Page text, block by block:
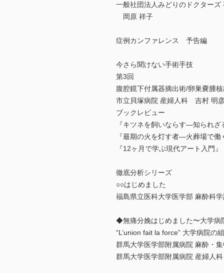
一般社団法人みどりのドクターズ
岡原 祥子
症例カンファレンス 予告編
今さら聞けない手術手技
第3回
腹腔鏡下付属器摘出術/卵巣嚢腫
市立貝塚病院 産婦人科 吉村 明
ブックレビュー
『キツネを飼いならす—知られ
『最期の火を灯す者—火葬場で
『12ヶ月で学ぶ現代アート入門
徹底分析シリーズ
○○はじめました
福島県立医科大学医学部 麻酔科
◆無痛分娩はじめました〜大学病
“L’union fait la force” 大学病院の
群馬大学医学部附属病院 麻酔・
群馬大学医学部附属病院 産婦人